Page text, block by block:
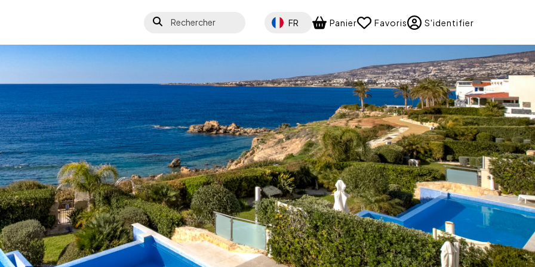
Rechercher Select your language
FR Panier Favoris S'identifier